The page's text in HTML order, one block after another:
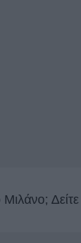
Μιλάνο;